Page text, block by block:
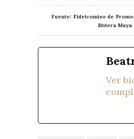
Fuente: Fideicomiso de
Riviera Maya
Ver